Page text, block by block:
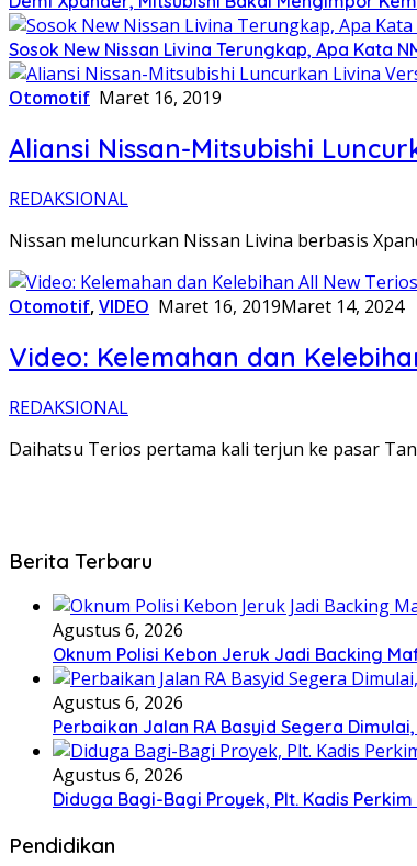
Sosok New Nissan Livina Terungkap, Apa Kata
Otomotif Maret 16, 2019
Aliansi Nissan-Mitsubishi
REDAKSIONAL
Nissan meluncurkan Nissan Livina berbasis
Otomotif,VIDEO Maret 16, 2019Maret 14, 2024
Video: Kelemahan dan
REDAKSIONAL
Daihatsu Terios pertama kali terjun ke pasar
Berita Terbaru
Agustus 6, 2026
Oknum Polisi Kebon Jeruk Jadi Backing
Agustus 6, 2026
Perbaikan Jalan RA Basyid Segera
Agustus 6, 2026
Diduga Bagi-Bagi Proyek, Plt. Kadis
Pendidikan